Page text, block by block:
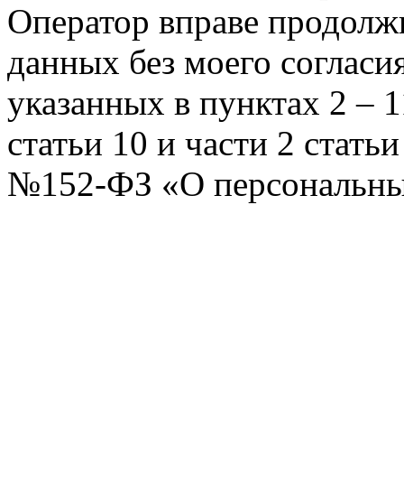
Оператор вправе
данных без моего
указанных в пунктах 2 –
статьи 10 и части 2
№152-ФЗ «О